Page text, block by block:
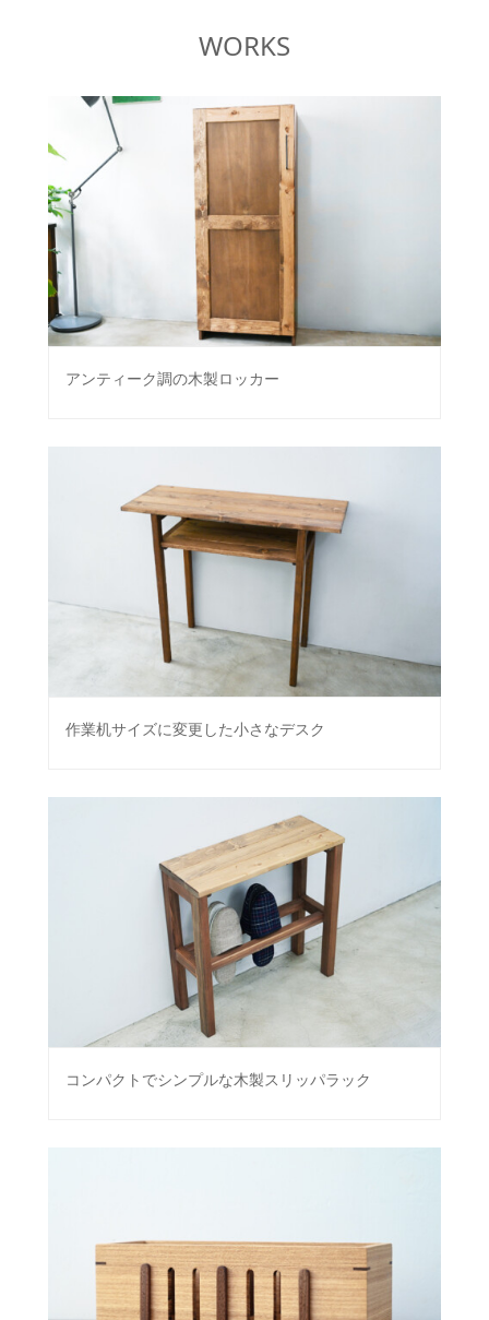
WORKS
アンティーク調の木製ロッカー
作業机サイズに変更した小さなデスク
コンパクトでシンプルな木製スリッパラック